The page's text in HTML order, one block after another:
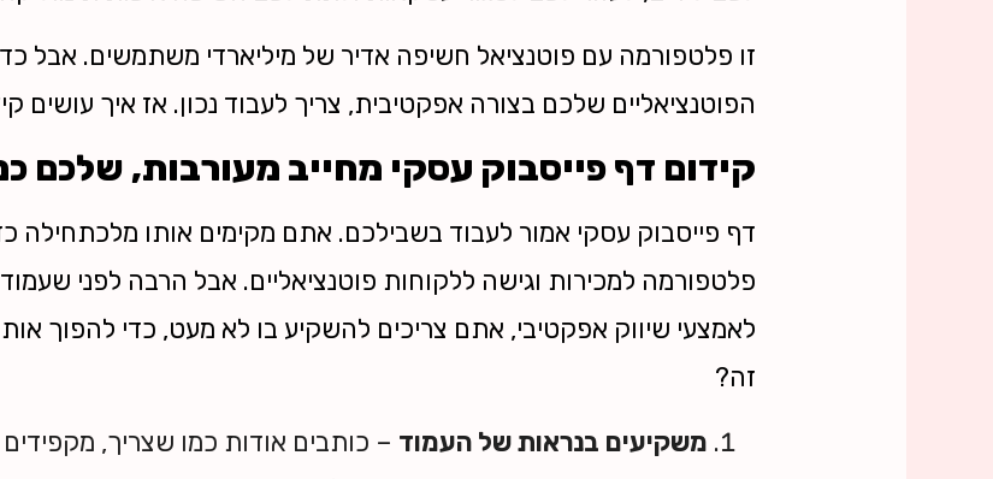
זו פלטפורמה עם פוטנציאל חשיפה אדיר של מיליארדי משתמשים. אבל
הפוטנציאליים שלכם בצורה אפקטיבית, צריך לעבוד נכון. אז איך עושים
קידום דף פייסבוק עסקי מחייב מעורבות, שלכם
דף פייסבוק עסקי אמור לעבוד בשבילכם. אתם מקימים אותו מלכתחילה
פלטפורמה למכירות וגישה ללקוחות פוטנציאליים. אבל הרבה לפני
לאמצעי שיווק אפקטיבי, אתם צריכים להשקיע בו לא מעט, כדי להפוך
זה?
משקיעים בנראות של העמוד – כותבים אודות כמו שצריך,